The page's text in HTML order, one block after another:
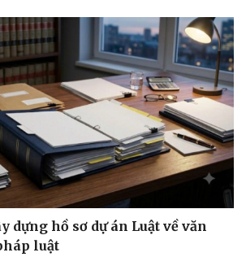
dựng hồ sơ dự án Luật về văn
luật